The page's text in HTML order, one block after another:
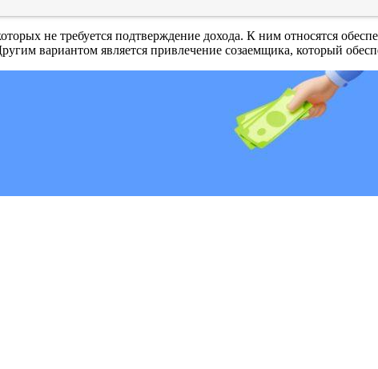
не требуется подтверждение дохода. К ним относятся
вариантом является привлечение созаемщика, который